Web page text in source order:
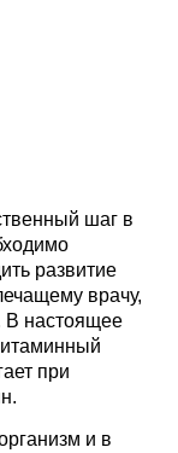
шаг в
развитие
врачу,
В настоящее
при
и в